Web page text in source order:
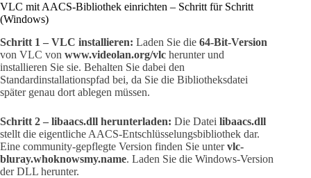
VLC mit AACS-Bibliothek einrichten – Schritt für Schritt
(Windows)
Schritt 1 – VLC installieren: Laden Sie die 64-Bit-Version
von VLC von www.videolan.org/vlc herunter und
installieren Sie sie. Behalten Sie dabei den
Standardinstallationspfad bei, da Sie die Bibliotheksdatei
später genau dort ablegen müssen.
Schritt 2 – libaacs.dll herunterladen: Die Datei libaacs.dll
stellt die eigentliche AACS-Entschlüsselungsbibliothek dar.
Eine community-gepflegte Version finden Sie untervlc-
bluray.whoknowsmy.name. Laden Sie die Windows-Version
der DLL herunter.